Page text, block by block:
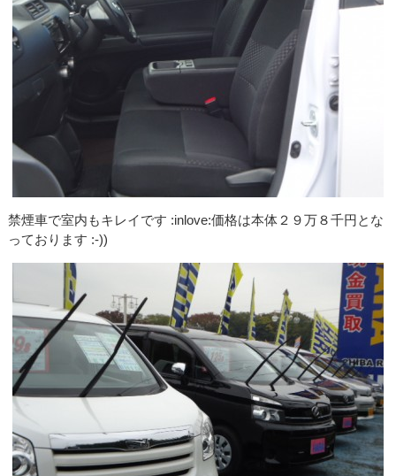
禁煙車で室内もキレイです :inlove:価格は本体２９万８千円とな
っております :-))